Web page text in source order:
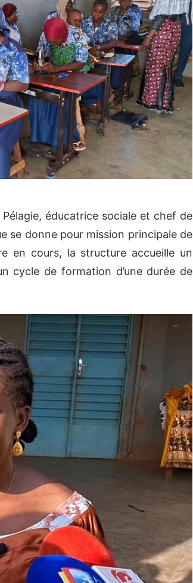
éducatrice sociale et chef de
se donne pour mission principale de
en cours, la structure accueille un
cycle de formation d’une durée de